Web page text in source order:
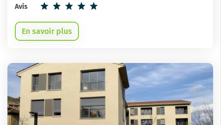
Avis
En savoir plus